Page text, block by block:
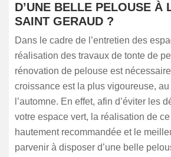
D’UNE BELLE PELOUSE À
SAINT GERAUD ?
Dans le cadre de l’entretien des
réalisation des travaux de tonte de
rénovation de pelouse est
croissance est la plus vigoureuse,
l’automne. En effet, afin d’éviter les
votre espace vert, la réalisation de
hautement recommandée et le
parvenir à disposer d’une belle